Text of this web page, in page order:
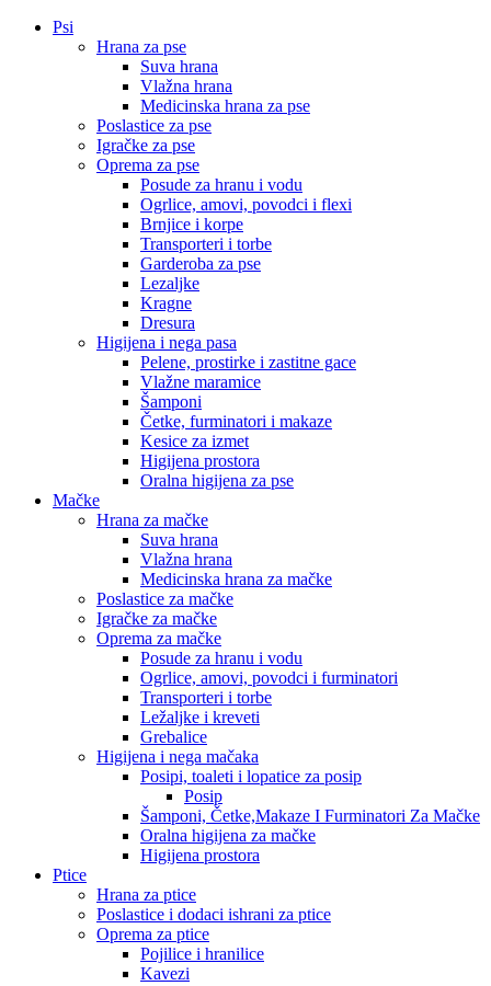
Psi
Hrana za pse
Suva hrana
Vlažna hrana
Medicinska hrana za pse
Poslastice za pse
Igračke za pse
Oprema za pse
Posude za hranu i vodu
Ogrlice, amovi, povodci i flexi
Brnjice i korpe
Transporteri i torbe
Garderoba za pse
Lezaljke
Kragne
Dresura
Higijena i nega pasa
Pelene, prostirke i zastitne gace
Vlažne maramice
Šamponi
Četke, furminatori i makaze
Kesice za izmet
Higijena prostora
Oralna higijena za pse
Mačke
Hrana za mačke
Suva hrana
Vlažna hrana
Medicinska hrana za mačke
Poslastice za mačke
Igračke za mačke
Oprema za mačke
Posude za hranu i vodu
Ogrlice, amovi, povodci i furminatori
Transporteri i torbe
Ležaljke i kreveti
Grebalice
Higijena i nega mačaka
Posipi, toaleti i lopatice za posip
Posip
Šamponi, Četke,Makaze I Furminatori Za Mačke
Oralna higijena za mačke
Higijena prostora
Ptice
Hrana za ptice
Poslastice i dodaci ishrani za ptice
Oprema za ptice
Pojilice i hranilice
Kavezi